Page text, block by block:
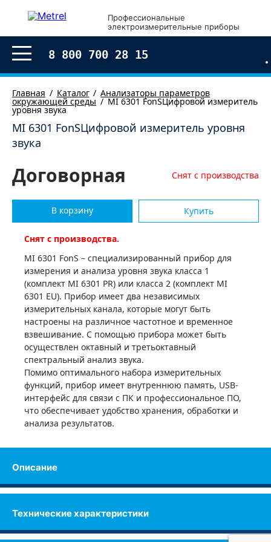
Профессиональные
электроизмерительные приборы
8 800 700 28 15
Главная Каталог Анализаторы параметров
окружающей среды MI 6301 FonSЦифровой измеритель
уровня звука
MI 6301 FonSЦифровой измеритель уровня
звука
Договорная Снят с производства
В корзину Купить
Снят с производства.
MI 6301 FonS – специализированный прибор для
измерения и анализа уровня звука класса 1
(комплект MI 6301 PR) или класса 2 (комплект MI
6301 EU). Прибор имеет два независимых
измерительных канала, которые могут быть
настроены на различное частотное и временное
взвешивание. С помощью прибора может быть
осуществлен октавный и третьоктавный
спектральный анализ звука.
Помимо оптимального набора измерительных
функций, прибор имеет внутреннюю память, USB-
интерфейс для связи с ПК и профессиональное ПО,
что обеспечивает удобство хранения, обработки и
анализа результатов.
Описание
Технические характеристики